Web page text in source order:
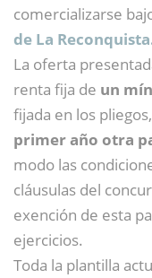
comercializarse
de La
La oferta
renta fija de un
fijada en los
primer año otra
modo las
cláusulas del
exención de esta
ejercicios.
Toda la plantilla